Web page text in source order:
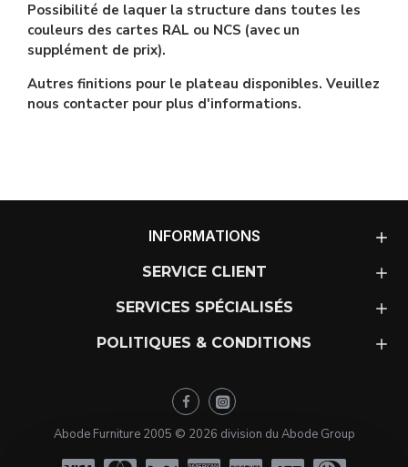
Possibilité de laquer la structure dans toutes les
couleurs des cartes RAL ou NCS (avec un
supplément de prix).
Autres finitions pour le plateau disponibles. Veuillez
nous contacter pour plus d'informations.
INFORMATIONS
SERVICE CLIENT
SERVICES SPÉCIALISÉS
POLITIQUES & CONDITIONS
Abode Furniture 2005 © 2026 division du Abode Group